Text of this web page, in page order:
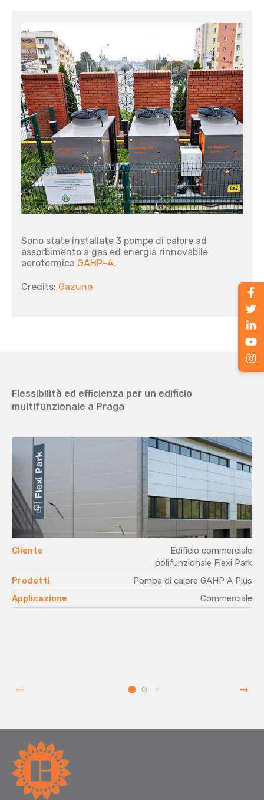
Sono state installate 3 pompe di calore ad
assorbimento a gas ed energia rinnovabile
aerotermica GAHP-A.
Credits: Gazuno
Flessibilità ed efficienza per un edificio
multifunzionale a Praga
Cliente
Edificio commerciale
polifunzionale Flexi Park
Prodotti
Pompa di calore GAHP A Plus
Applicazione
Commerciale